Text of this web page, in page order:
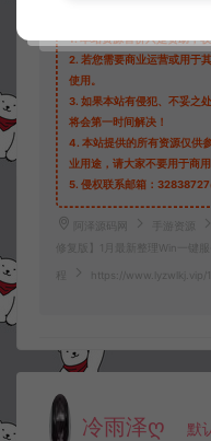
1.本站资源售价只是赞助，
2. 若您需要商业运营或用于
使用。
3. 如果本站有侵犯、不妥之
将会第一时间解决！
4. 本站提供的所有资源仅供
业用途，请大家不要用于商用
5. 侵权联系邮箱：
阿泽源码网 手游资源
修复版】1月最新整理Win一键
程 https://www.lyzwlkj.vip/
冷雨泽ღ 默